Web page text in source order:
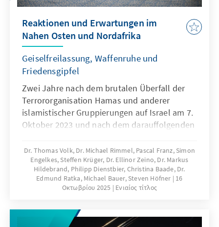
Reaktionen und Erwartungen im
Nahen Osten und Nordafrika
Geiselfreilassung, Waffenruhe und
Friedensgipfel
Zwei Jahre nach dem brutalen Überfall der
Terrororganisation Hamas und anderer
islamistischer Gruppierungen auf Israel am 7.
Oktober 2023 und nach dem darauffolgenden
Waffenruhe in Kraft. Dies gelang vor allem auf
Basis von Trumps 20-Punkte-Plan und wurde
von Verhandlungen und einem Abkommen
zwischen den USA, Katar, Ägypten und der
Nahen Osten und Nordafrika auf diesen
wichtigen Fortschritt in der
Dr. Thomas Volk, Dr. Michael Rimmel, Pascal Franz, Simon
Engelkes, Steffen Krüger, Dr. Ellinor Zeino, Dr. Markus
Hildebrand, Philipp Dienstbier, Christina Baade, Dr.
Edmund Ratka, Michael Bauer, Steven Höfner
16
Οκτωβρίου 2025
Ενιαίος τίτλος